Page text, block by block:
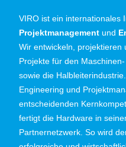
VIRO ist ein internationales
Projektmanagement und
Wir entwickeln, projektieren
Projekte für den
sowie die
Engineering und
entscheidenden
fertigt die Hardware in
Partnernetzwerk. So wird